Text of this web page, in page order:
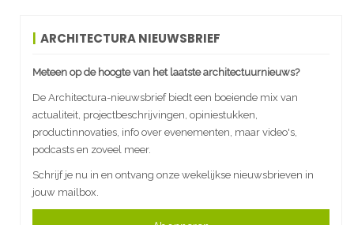
ARCHITECTURA NIEUWSBRIEF
Meteen op de hoogte van het laatste architectuurnieuws?
De Architectura-nieuwsbrief biedt een boeiende mix van
actualiteit, projectbeschrijvingen, opiniestukken,
productinnovaties, info over evenementen, maar video's,
podcasts en zoveel meer.
Schrijf je nu in en ontvang onze wekelijkse nieuwsbrieven in
jouw mailbox.